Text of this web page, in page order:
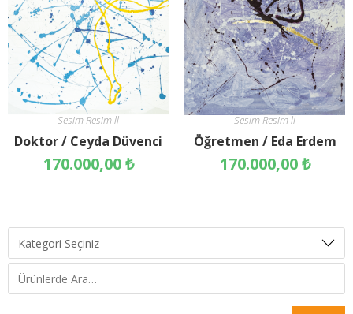
Sesim Resim ll
Doktor / Ceyda Düvenci
170.000,00₺
Sesim Resim ll
Öğretmen / Eda Erdem
170.000,00₺